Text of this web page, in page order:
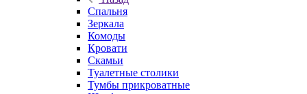
Спальня
Зеркала
Комоды
Кровати
Скамьи
Туалетные столики
Тумбы прикроватные